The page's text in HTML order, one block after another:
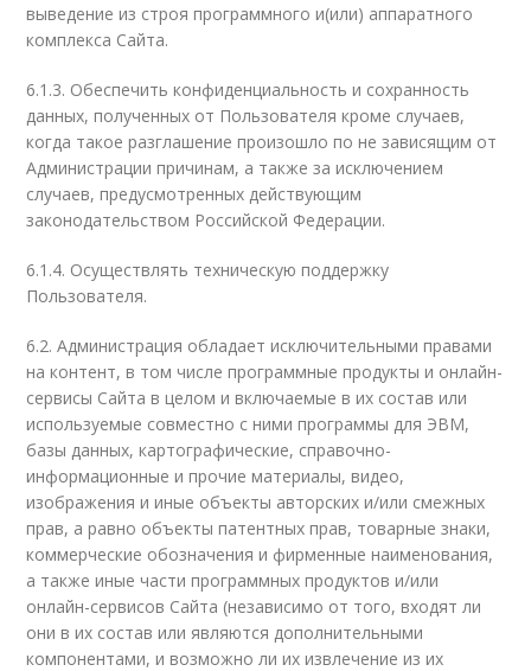
выведение из строя программного и(или) аппаратного
комплекса Сайта.
6.1.3. Обеспечить конфиденциальность и сохранность
данных, полученных от Пользователя кроме случаев,
когда такое разглашение произошло по не зависящим от
Администрации причинам, а также за исключением
случаев, предусмотренных действующим
законодательством Российской Федерации.
6.1.4. Осуществлять техническую поддержку
Пользователя.
6.2. Администрация обладает исключительными правами
на контент, в том числе программные продукты и онлайн-
сервисы Сайта в целом и включаемые в их состав или
используемые совместно с ними программы для ЭВМ,
базы данных, картографические, справочно-
информационные и прочие материалы, видео,
изображения и иные объекты авторских и/или смежных
прав, а равно объекты патентных прав, товарные знаки,
коммерческие обозначения и фирменные наименования,
а также иные части программных продуктов и/или
онлайн-сервисов Сайта (независимо от того, входят ли
они в их состав или являются дополнительными
компонентами, и возможно ли их извлечение из их